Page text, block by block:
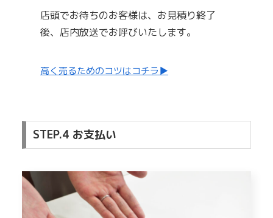
店頭でお待ちのお客様は、お見積り終了
後、店内放送でお呼びいたします。
高く売るためのコツはコチラ▶
STEP.4 お支払い